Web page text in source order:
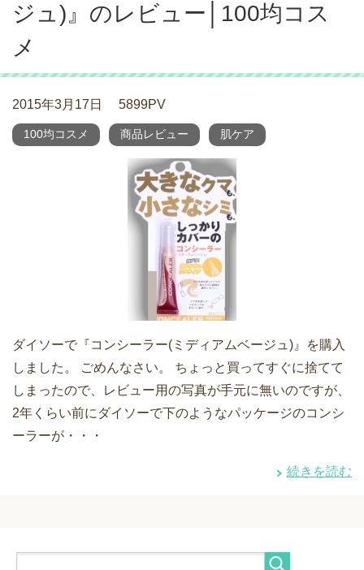
ジュ)』のレビュー│100均コス
メ
2015年3月17日 5899PV
100均コスメ 商品レビュー 肌ケア
ダイソーで『コンシーラー(ミディアムベージュ)』を購入
しました。 ごめんなさい。 ちょっと買ってすぐに捨てて
しまったので、レビュー用の写真が手元に無いのですが、
2年くらい前にダイソーで下のようなパッケージのコンシ
ーラーが・・・
続きを読む